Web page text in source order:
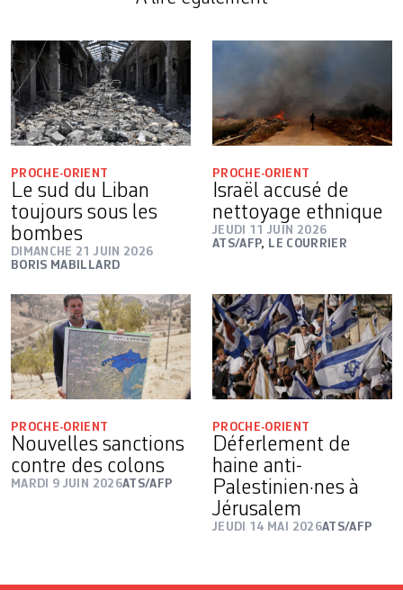
PROCHE-ORIENT
Le sud du Liban
toujours sous les
bombes
DIMANCHE 21 JUIN 2026
BORIS MABILLARD
PROCHE-ORIENT
Israël accusé de
nettoyage ethnique
JEUDI 11 JUIN 2026
ATS/AFP, LE COURRIER
PROCHE-ORIENT
Nouvelles sanctions
contre des colons
MARDI 9 JUIN 2026ATS/AFP
PROCHE-ORIENT
Déferlement de
haine anti-
Palestinien·nes à
Jérusalem
JEUDI 14 MAI 2026ATS/AFP